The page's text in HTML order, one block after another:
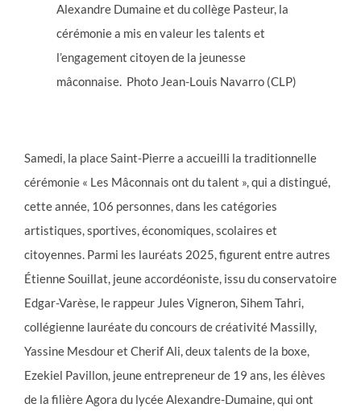
Alexandre Dumaine et du collège Pasteur, la
cérémonie a mis en valeur les talents et
l’engagement citoyen de la jeunesse
mâconnaise. Photo Jean-Louis Navarro (CLP)
Samedi, la place Saint-Pierre a accueilli la traditionnelle
cérémonie « Les Mâconnais ont du talent », qui a distingué,
cette année, 106 personnes, dans les catégories
artistiques, sportives, économiques, scolaires et
citoyennes. Parmi les lauréats 2025, figurent entre autres
Étienne Souillat, jeune accordéoniste, issu du conservatoire
Edgar-Varèse, le rappeur Jules Vigneron, Sihem Tahri,
collégienne lauréate du concours de créativité Massilly,
Yassine Mesdour et Cherif Ali, deux talents de la boxe,
Ezekiel Pavillon, jeune entrepreneur de 19 ans, les élèves
de la filière Agora du lycée Alexandre-Dumaine, qui ont